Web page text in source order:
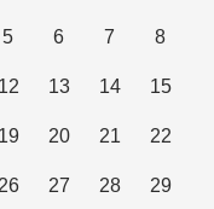
5 6 7 8
12 13 14 15
19 20 21 22
26 27 28 29